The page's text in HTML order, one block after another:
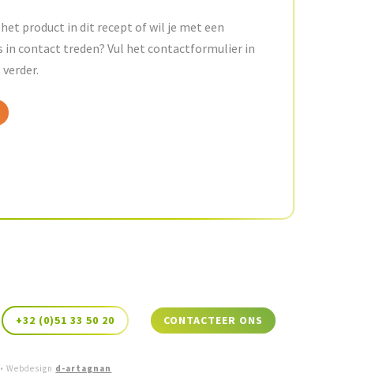
het product in dit recept of wil je met een
in contact treden? Vul het contactformulier in
+32 (0)51 33 50 20 CONTACTEER ONS
•Webdesign d-artagnan